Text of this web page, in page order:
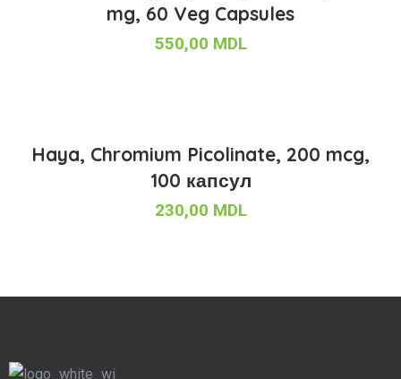
mg, 60 Veg Capsules
550,00 MDL
Haya, Chromium Picolinate, 200 mcg,
100 капсул
230,00 MDL